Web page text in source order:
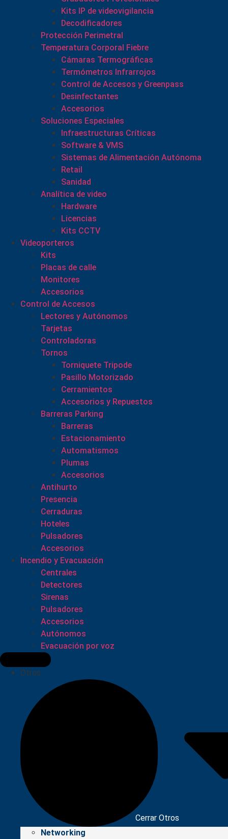
Kits IP de videovigilancia
Decodificadores
Protección Perimetral
Temperatura Corporal Fiebre
Cámaras Termográficas
Termómetros Infrarrojos
Control de Accesos y Greenpass
Desinfectantes
Accesorios
Soluciones Especiales
Infraestructuras Críticas
Software & VMS
Sistemas de Alimentación Autónoma
Retail
Sanidad
Analítica de video
Hardware
Licencias
Kits CCTV
Videoporteros
Kits
Placas de calle
Monitores
Accesorios
Control de Accesos
Lectores y Autónomos
Tarjetas
Controladoras
Tornos
Torniquete Tripode
Pasillo Motorizado
Cerramientos
Accesorios y Repuestos
Barreras Parking
Barreras
Estacionamiento
Automatismos
Plumas
Accesorios
Antihurto
Presencia
Cerraduras
Hoteles
Pulsadores
Accesorios
Incendio y Evacuación
Centrales
Detectores
Sirenas
Pulsadores
Accesorios
Autónomos
Evacuación por voz
Otros
Cerrar Otros
Networking